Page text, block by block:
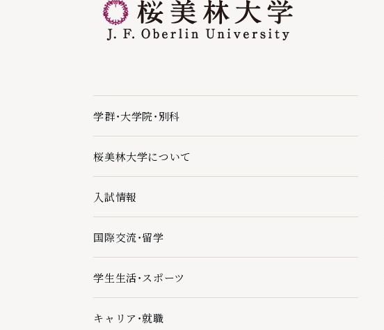
学群・大学院・別科
学群・大学院・別科の下層ページ一覧を開く
桜美林大学について
桜美林大学についての下層ページ一覧を開く
入試情報
入試情報の下層ページ一覧を開く
国際交流・留学
国際交流・留学の下層ページ一覧を開く
学生生活・スポーツ
学生生活・スポーツの下層ページ一覧を開く
キャリア・就職
キャリア・就職の下層ページ一覧を開く